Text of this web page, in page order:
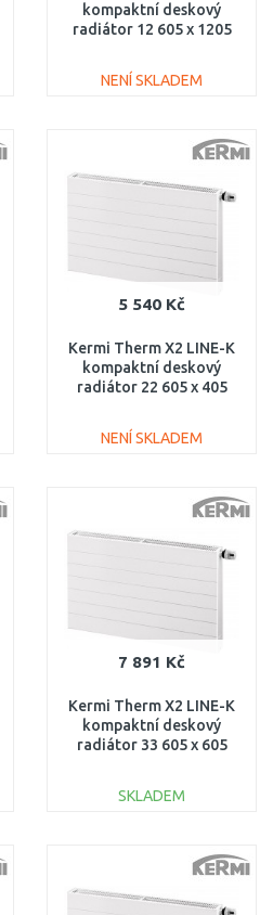
kompaktní deskový
radiátor 12 605 x 1205
NENÍ SKLADEM
5 540 Kč
Kermi Therm X2 LINE-K
kompaktní deskový
radiátor 22 605 x 405
NENÍ SKLADEM
7 891 Kč
Kermi Therm X2 LINE-K
kompaktní deskový
radiátor 33 605 x 605
SKLADEM